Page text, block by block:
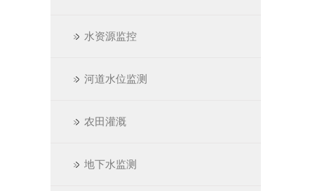
水资源监控
河道水位监测
农田灌溉
地下水监测